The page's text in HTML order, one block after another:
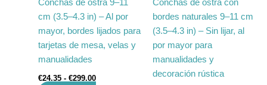
Conchas de ostra 9–11
cm (3.5–4.3 in) – Al por
mayor, bordes lijados para
tarjetas de mesa, velas y
manualidades
€24.35 - €299.00
elegir
en
la
página
de
producto
Conchas de ostra con
bordes naturales 9–11 cm
(3.5–4.3 in) – Sin lijar, al
por mayor para
manualidades y
decoración rústica
elegir
en
página
de
producto